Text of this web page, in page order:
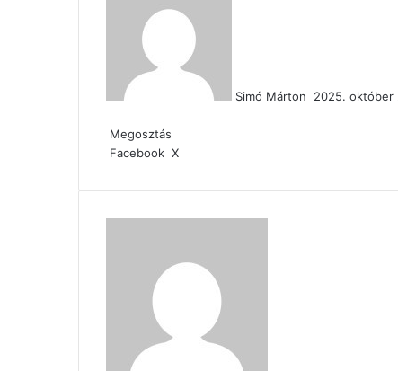
Simó Márton 2025. október
email-
ben
Megosztás
Facebook X
ben